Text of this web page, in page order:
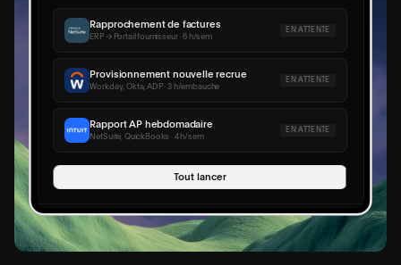
Rapprochement de factures
ERP → Portail fournisseur · 6 h/sem
EN COURS
Provisionnement nouvelle recrue
Workday, Okta, ADP · 3 h/embauche
EN COURS
Rapport AP hebdomadaire
NetSuite, QuickBooks · 4 h/sem
EN COURS
[netsuite]Authentification…
[workday]
Authentification…